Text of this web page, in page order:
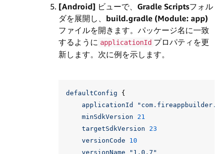
[Android] ビューで、 Gradle Scriptsフォル
ダを展開し、 build.gradle (Module: app)
ファイルを開きます。パッケージ名に一致
するように applicationId プロパティを更
新します。次に例を示します。
defaultConfig
{
applicationId
minSdkVersion
21
targetSdkVersion
23
versionCode
10
versionName
"1.0.7"